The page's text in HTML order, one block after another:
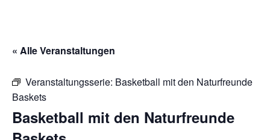
« Alle Veranstaltungen
Veranstaltungsserie: Basketball mit den Naturfreunde
Baskets
Basketball mit den Naturfreunde